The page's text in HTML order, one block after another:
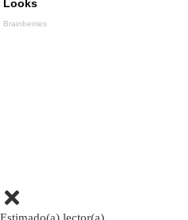
Estimado(a) lector(a)